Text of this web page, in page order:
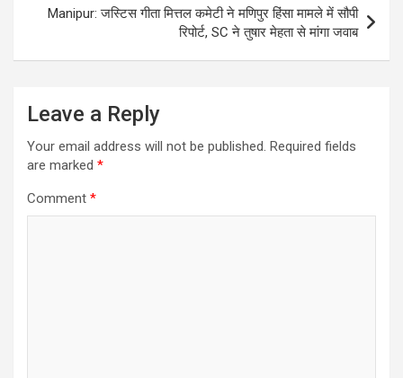
Manipur: जस्टिस गीता मित्तल कमेटी ने मणिपुर हिंसा मामले में सौपी
रिपोर्ट, SC ने तुषार मेहता से मांगा जवाब
Leave a Reply
Your email address will not be published. Required fields
are marked *
Comment *